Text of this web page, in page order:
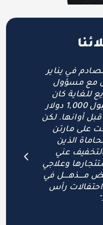
في يناير
مع مسؤول
للغاية كان
يحاول إجباري على قبول 1,000 دولار
أوانها. لكن
على مارتن
الذين
عني
وعلاجي
في
رأس